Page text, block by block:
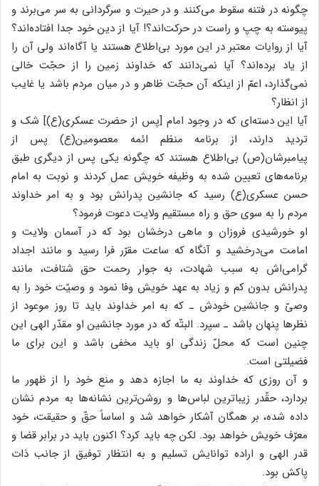
چگونه در فتنه سقوط می‌کنند و در حیرت و سرگردانی به سر می‌برند و
پیوسته به چپ و راست در حرکت‌اند؟! آیا از دین خود جدا افتاده‌اند؟
آیا از روایات معتبر در این مورد بی‌اطلاع هستند یا آگاه‌اند ولی آن را
از یاد برده‌اند؟ آیا نمی‌دانند که خداوند زمین را از حجّت خالی
نمی‌گذارد، اعمّ از اینکه آن حجّت ظاهر و در میان مردم باشد یا غایب
از انظار؟
آیا این دسته‌ای که در وجود امام [پس از حضرت عسکری(ع)] شک و
تردید دارند، از برنامه منظم ائمه معصومین(ع) پس از
پیامبرشان(ص) بی‌اطلاع هستند که چگونه یکی پس از دیگری طبق
برنامه‌های تعیین شده به وظیفه خویش عمل کردند و نوبت به امام
حسن عسکری(ع) رسید که جانشین پدرانش بود و به امر خداوند
مردم را به سوی حق و راه مستقیم ولایت دعوت فرمود؟
او خورشیدی فروزان و ماهی درخشان بود که در آسمان ولایت و
امامت می‌درخشید و آنگاه که ساعت مقرّر فرا رسید و مانند اجداد
گرامی‌اش به سبب شهادت، به جوار رحمت حق شتافت، مانند
پدرانش بدون کم و زیاد به عهد خویش وفا نمود و وصیّت خود را به
وصیّ و جانشین خودش ـ که به امر خداوند باید تا روز موعود از
نظرها پنهان باشد ـ سپرد. البتّه که در مورد جانشین او مقدّر الهی این
چنین است که محلّ زندگی او باید مخفی باشد و این برای ما
فضیلتی است.
و آن روزی که خداوند به ما اجازه دهد و منع خود را از ظهور ما
بردارد، حقّدر زیباترین لباس‌ها و روشن‌ترین نشانه‌ها به مردم نشان
داده شده، بر همگان آشکار خواهد شد و اساساً حقّ و حقیقت، خود
معرّف خویش خواهد بود. لکن چه باید کرد؟ اکنون باید در برابر قضا و
قدر الهی و اراده توانایش تسلیم و به انتظار توفیق از جانب ذات
پاکش بود.